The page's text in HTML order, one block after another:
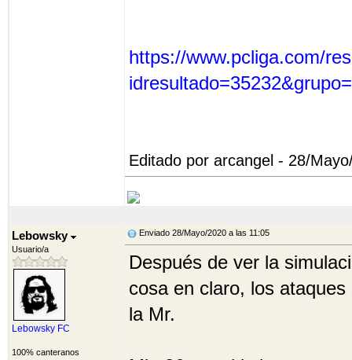
https://www.pcliga.com/
Editado por arcangel - 28/
Lebowsky
Usuario/a
Lebowsky FC
100% canteranos
Enviado 28/Mayo/2020 a las 11:05
Después de ver la
cosa en claro, los
la Mr.